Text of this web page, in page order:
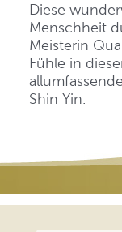
Diese
Menschheit
Meisterin
Fühle in
Shin Yin.